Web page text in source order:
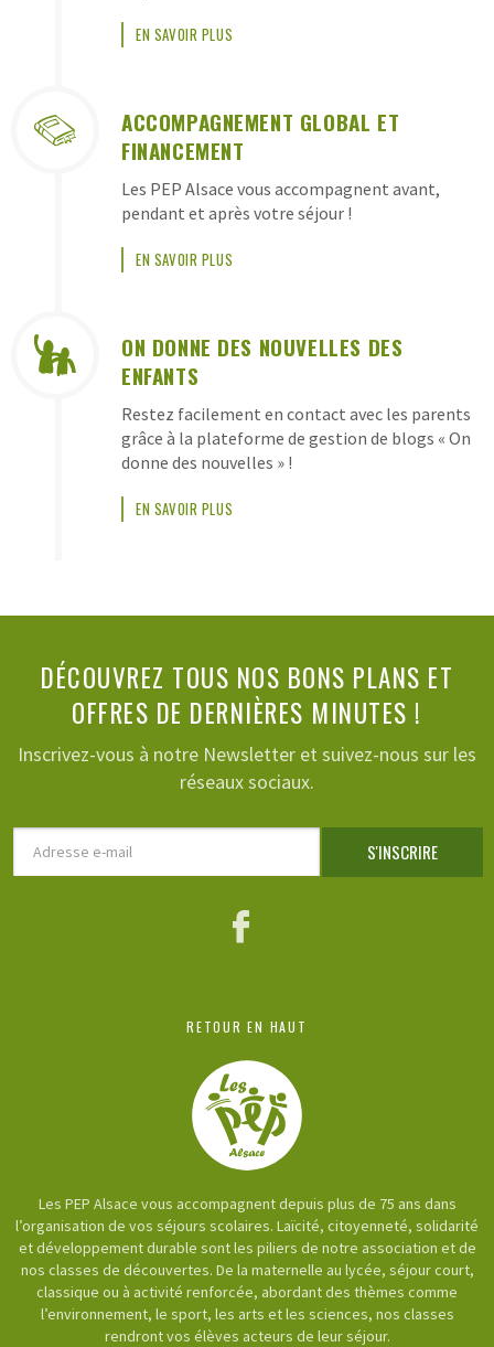
EN SAVOIR PLUS
ACCOMPAGNEMENT GLOBAL ET
FINANCEMENT
Les PEP Alsace vous accompagnent avant,
pendant et après votre séjour !
EN SAVOIR PLUS
ON DONNE DES NOUVELLES DES
ENFANTS
Restez facilement en contact avec les parents
grâce à la plateforme de gestion de blogs « On
donne des nouvelles » !
EN SAVOIR PLUS
DÉCOUVREZ TOUS NOS BONS PLANS ET
OFFRES DE DERNIÈRES MINUTES !
Inscrivez-vous à notre Newsletter et suivez-nous sur les
réseaux sociaux.
S'INSCRIRE
RETOUR EN HAUT
Les PEP Alsace vous accompagnent depuis plus de 75 ans dans
l’organisation de vos séjours scolaires. Laïcité, citoyenneté, solidarité
et développement durable sont les piliers de notre association et de
nos classes de découvertes. De la maternelle au lycée, séjour court,
classique ou à activité renforcée, abordant des thèmes comme
l’environnement, le sport, les arts et les sciences, nos classes
rendront vos élèves acteurs de leur séjour.